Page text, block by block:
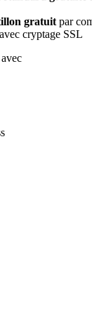
gratuit par
avec cryptage SSL